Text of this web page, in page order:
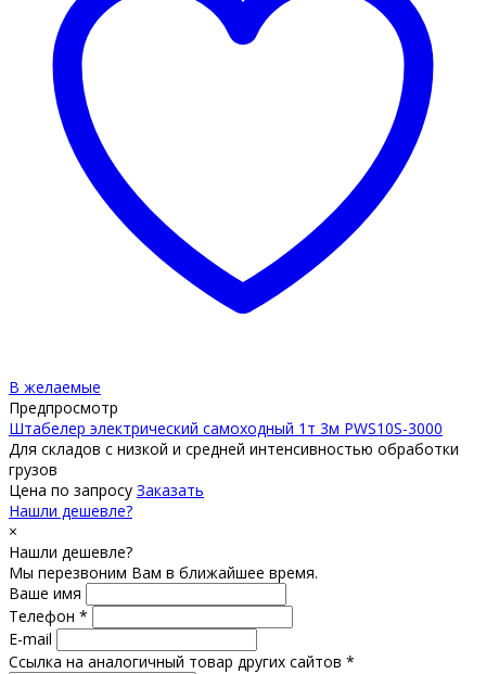
В желаемые
Предпросмотр
Штабелер электрический самоходный 1т 3м PWS10S-3000
Для складов с низкой и средней интенсивностью обработки
грузов
Цена по запросу Заказать
Нашли дешевле?
×
Нашли дешевле?
Мы перезвоним Вам в ближайшее время.
Ваше имя
Телефон *
E-mail
Ссылка на аналогичный товар других сайтов *